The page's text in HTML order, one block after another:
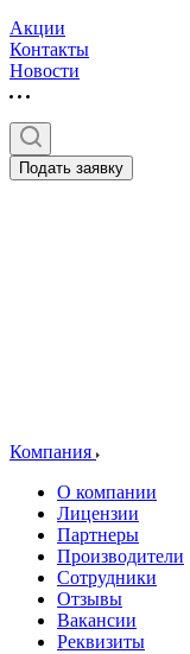
Акции
Контакты
Новости
Подать заявку
Компания
О компании
Лицензии
Партнеры
Производители
Сотрудники
Отзывы
Вакансии
Реквизиты